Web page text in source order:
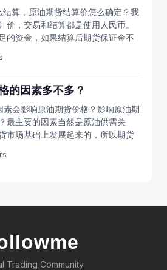
。无论是何种计价方式，最终都是
厂经营面临着汇率波动风险。我国
，要多关注汇率和美元变动。在人
元计价对于炼厂来说是有利的。一
利多寡的问题。当炼油利润较差的
给炼厂的经营带来较大的风险。原
原油期货是以人民币计价，在一定
动的风险。除了对冲汇率风险之
结算，原油期货结算价怎么确定？我
价，交易和结算都是使用人民币。
的资金，如果结算后期货保证金不
金，交易所会进行强行平仓。从国
种的结算价来看，WTI原油期货的
14：28-14：30的成交量的加权平
布伦特指数在到期日的价格。迪拜
货合约每日结算价是新加坡时间
的加权平均价。散户投资原油期
货保证金，交易一手原油期货需要
的因素多不多？
素会影响原油期货价格？影响原油期
最主要的因素当然是原油供需关
市场基础上发展起来的，所以期货
的反应非常接近，期货价格与现货
Trading Community